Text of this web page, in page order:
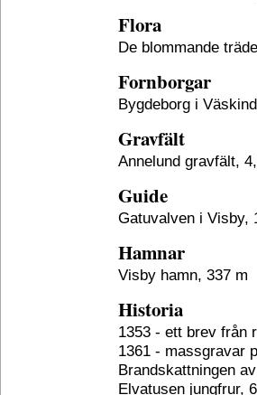
Flora
De blommande
Fornborgar
Bygdeborg i
Gravfält
Annelund gravfält,
Guide
Gatuvalven i Visby,
Hamnar
Visby hamn, 337 m
Historia
1353 - ett brev från
1361 - massgravar
Brandskattningen
Elvatusen jungfrur,